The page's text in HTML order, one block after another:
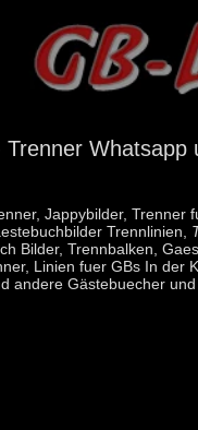
Trenner Whatsapp
Jappybilder,
Trennlinien,
Bilder, Trennbalken,
Linien fuer GBs In
andere Gästebuecher